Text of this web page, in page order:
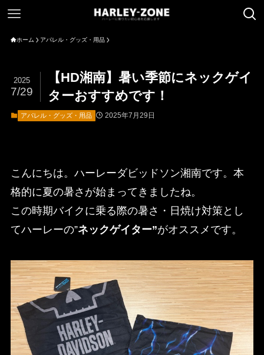
ホーム アパレル・グッズ・用品
【HD湘南】暑い季節にネックゲイ
ターおすすめです！
2025
7/29
アパレル・グッズ・用品 2025年7月29日
こんにちは。ハーレーダビッドソン湘南です。本
格的に夏の暑さが始まってきましたね。
この時期バイクに乗る際の暑さ・日焼け対策とし
てハーレーの”ネックゲイター”がオススメです。